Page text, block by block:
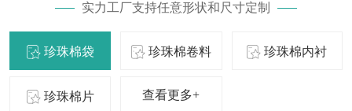
实力工厂支持任意形状和尺寸定制
珍珠棉袋 珍珠棉卷料 珍珠棉内衬
珍珠棉片 查看更多+